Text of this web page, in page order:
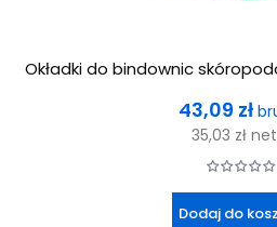
Okładki do bindownic
Cena
43,09 zł
35,03 zł
Dodaj do